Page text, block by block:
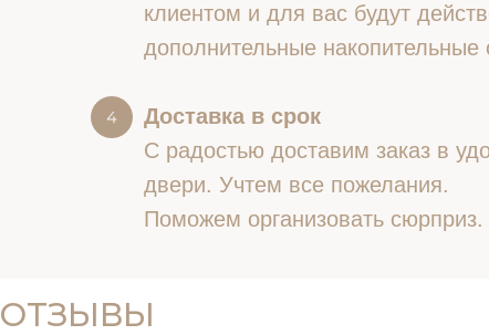
клиентом и для вас будут
дополнительные накопительные
Доставка в срок
С радостью доставим заказ в
двери. Учтем все пожелания.
Поможем организовать сюрприз.
ОТЗЫВЫ